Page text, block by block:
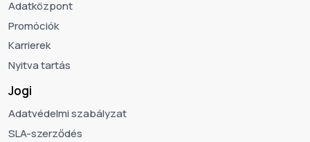
Adatközpont
Promóciók
Karrierek
Nyitva tartás
Jogi
Adatvédelmi szabályzat
SLA-szerződés